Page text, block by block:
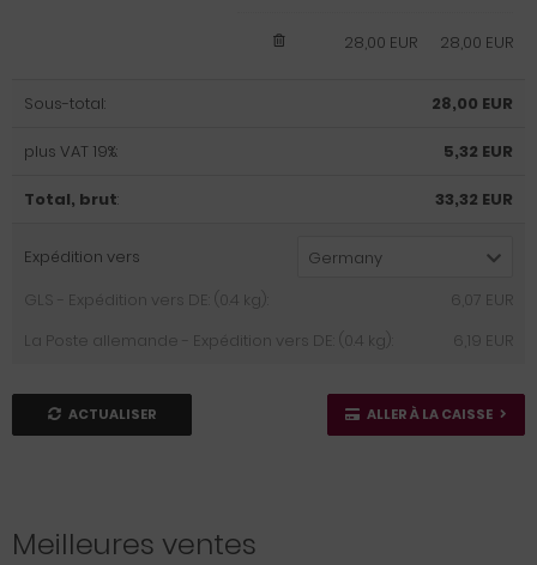
28,00 EUR
28,00 EUR
Sous-total: 28,00 EUR
plus VAT 19%: 5,32 EUR
Total, brut: 33,32 EUR
Expédition vers
Germany
GLS - Expédition vers DE: (0.4 kg):
6,07 EUR
La Poste allemande - Expédition vers DE: (0.4 kg):
6,19 EUR
ACTUALISER ALLER À LA CAISSE
Meilleures ventes